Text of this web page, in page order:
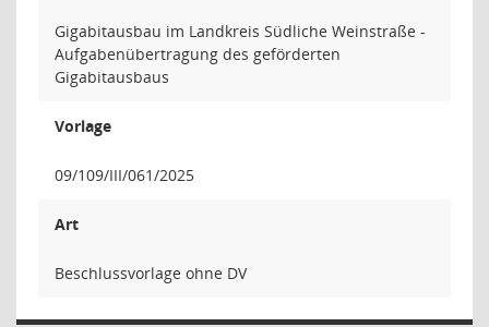
Gigabitausbau im Landkreis Südliche Weinstraße -
Aufgabenübertragung des geförderten
Gigabitausbaus
Vorlage
09/109/III/061/2025
Art
Beschlussvorlage ohne DV